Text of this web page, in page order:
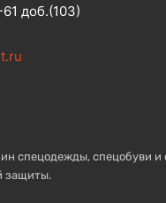
доб.(103)
спецодежды, спецобуви и
защиты.